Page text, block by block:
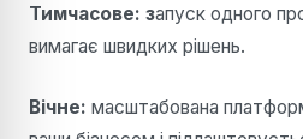
Тимчасове: запуск одного
вимагає швидких рішень.
Вічне: масштабована